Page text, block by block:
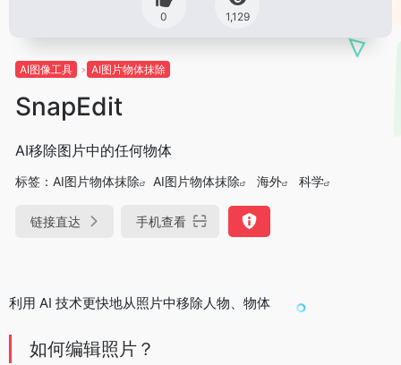
0 1,129
AI图像工具 AI图片物体抹除
SnapEdit
AI移除图片中的任何物体
标签： AI图片物体抹除 AI图片物体抹除 海外 科学
链接直达 手机查看
利用 AI 技术更快地从照片中移除人物、物体
如何编辑照片？